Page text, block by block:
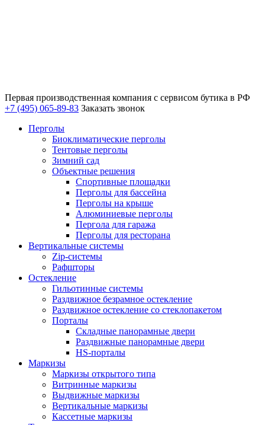
Первая производственная компания с сервисом бутика в РФ
+7 (495) 065-89-83 Заказать звонок
Перголы
Биоклиматические перголы
Тентовые перголы
Зимний сад
Объектные решения
Спортивные площадки
Перголы для бассейна
Перголы на крыше
Алюминиевые перголы
Пергола для гаража
Перголы для ресторана
Вертикальные системы
Zip-системы
Рафшторы
Остекление
Гильотинные системы
Раздвижное безрамное остекление
Раздвижное остекление со стеклопакетом
Порталы
Складные панорамные двери
Раздвижные панорамные двери
HS-порталы
Маркизы
Маркизы открытого типа
Витринные маркизы
Выдвижные маркизы
Вертикальные маркизы
Кассетные маркизы